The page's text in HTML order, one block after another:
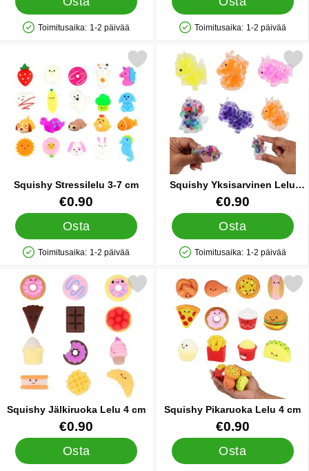
Saatavuus: Varastossa
Toimitusaika: 1-2 päivää
Saatavuus: Varastossa
Toimitusaika: 1-2 päivää
Squishy Stressilelu 3-7 cm
Tuote.nro 91550
€0.90
Osta
Saatavuus: Varastossa
Toimitusaika: 1-2 päivää
Merkitse squishy Stressilelu 3-7 cm suosikiksi
Squishy Yksisarvinen Lelu
Helmillä 5 cm
Tuote.nro 91578
€0.90
Osta
Saatavuus: Varastossa
Toimitusaika: 1-2 päivää
Merkitse squishy Yksisarvinen
Squishy Jälkiruoka Lelu 4 cm
Tuote.nro 91747
€0.90
Osta
Merkitse squishy Jälkiruoka Lelu 4 cm suosikiksi
Squishy Pikaruoka Lelu 4 cm
Tuote.nro 91748
€0.90
Osta
Merkitse squishy